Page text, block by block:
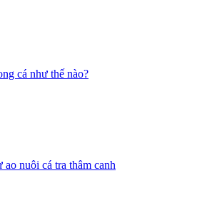
cá như thế nào?
nuôi cá tra thâm canh